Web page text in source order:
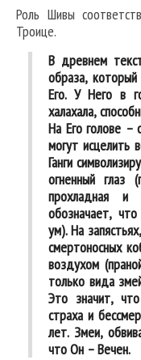
Роль Шивы
Троице.
В древнем
образа,
Его. У Него в
халахала,
На Его голове –
могут исцелить
Ганги
огненный глаз
прохладная и
обозначает,
ум). На
смертоносных
воздухом
только вида
Это значит,
страха и
лет. Змеи,
что Он – Вечен.